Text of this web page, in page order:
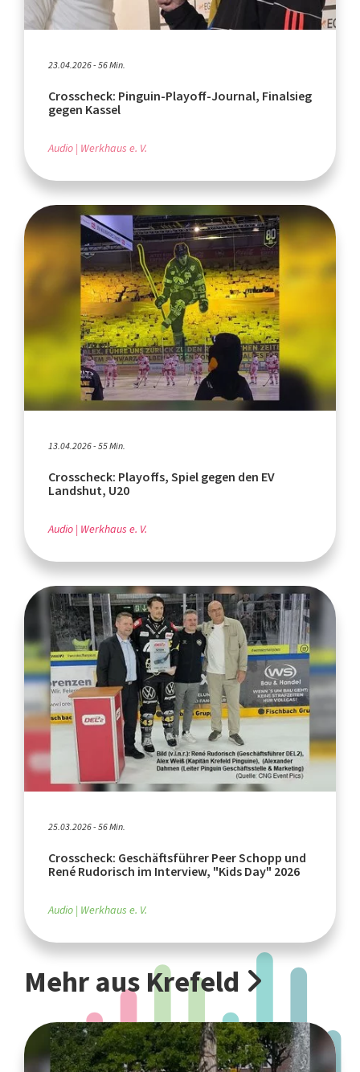
23.04.2026 - 56 Min.
Crosscheck: Pinguin-Playoff-Journal, Finalsieg
gegen Kassel
Audio Werkhaus e. V.
13.04.2026 - 55 Min.
Crosscheck: Playoffs, Spiel gegen den EV
Landshut, U20
Audio Werkhaus e. V.
25.03.2026 - 56 Min.
Crosscheck: Geschäftsführer Peer Schopp und
René Rudorisch im Interview, "Kids Day" 2026
Audio Werkhaus e. V.
Mehr aus Krefeld